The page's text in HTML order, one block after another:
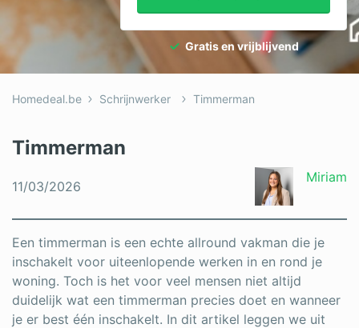
Hekwerken
Hovenier
Isolatie
Loodgieter
Rolluiken
Schilder
Schrijnwerker
Gratis en vrijblijvend
Homedeal.be Schrijnwerker Timmerman
Timmerman
11/03/2026
Miriam
Een timmerman is een echte allround vakman die je
inschakelt voor uiteenlopende werken in en rond je
woning. Toch is het voor veel mensen niet altijd
duidelijk wat een timmerman precies doet en wanneer
je er best één inschakelt. In dit artikel leggen we uit